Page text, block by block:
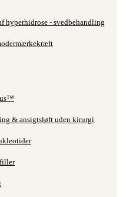
hyperhidrose - svedbehandling
& ansigtsløft uden kirurgi